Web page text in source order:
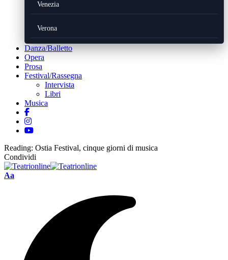
Venezia
Verona
Danza/Balletto
Opera
Prosa
Festival/Rassegna
Intervista
Libri
Musica
Reading: Ostia Festival, cinque giorni di musica
Condividi
Font
Aa